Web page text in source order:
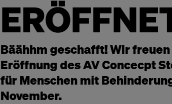
Bäähhm geschafft! Wir
Eröffnung des AV Concecpt
für Menschen mit
November.